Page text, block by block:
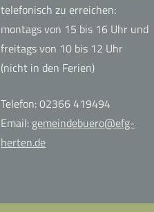
telefonisch zu erreichen:
montags von 15 bis 16 Uhr und
freitags von 10 bis 12 Uhr
(nicht in den Ferien)
Telefon: 02366 419494
Email: gemeindebuero@efg-
herten.de